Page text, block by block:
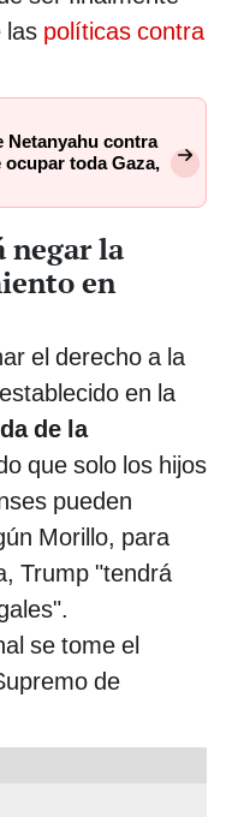
las políticas contra
Netanyahu contra
toda Gaza,
negar la
en
el derecho a la
en la
de la
que solo los hijos
pueden
Morillo, para
Trump "tendrá
se tome el
de